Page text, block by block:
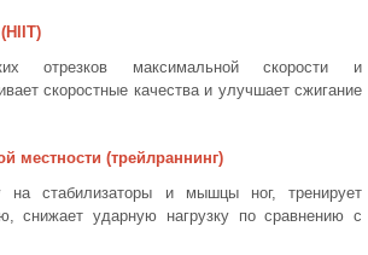
отрезков максимальной скорости и
скоростные качества и улучшает сжигание
местности (трейлраннинг)
на стабилизаторы и мышцы ног, тренирует
снижает ударную нагрузку по сравнению с